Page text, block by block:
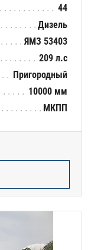
44
Дизель
ЯМЗ 53403
209 л.с
Пригородный
10000 мм
МКПП